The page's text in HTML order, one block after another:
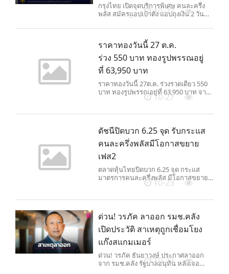
กรุงไทย เปิดจุดบริการพิเศษ คนละครึ่ง
พลัส สมัครแอปเป๋าตัง แอปถุงเงิน 2 วัน
10-27
ราคาทองวันนี้ 27 ต.ค.
ร่วง 550 บาท ทองรูปพรรณอยู่
ที่ 63,950 บาท
ราคาทองวันนี้ 27ต.ค. ร่วงรวดเดียว 550
บาท ทองรูปพรรณอยู่ที่ 63,950 บาท จาก
แรงเทขายทำกำไร10-27
ดัชนีปิดบวก 6.25 จุด รับกระแส
คนละครึ่งพลัสมีโอกาสขยาย
เฟส2
ตลาดหุ้นไทยปิดบวก 6.25 จุด กระแส
มาตรการคนละครึ่งพลัส มีโอกาสขยาย
เฟส 2 และหุ้นเดลต้า10-23
ด่วน! วรภัค ลาออก รมช.คลัง
เปิดประวัติ สาเหตุถูกเชื่อมโยง
แก๊งสแกมเมอร์
ด่วน! วรภัค ธันยาวงษ์ ประกาศลาออก
จาก รมช.คลัง รัฐบาลอนุทิน หลังเจอ
10-23